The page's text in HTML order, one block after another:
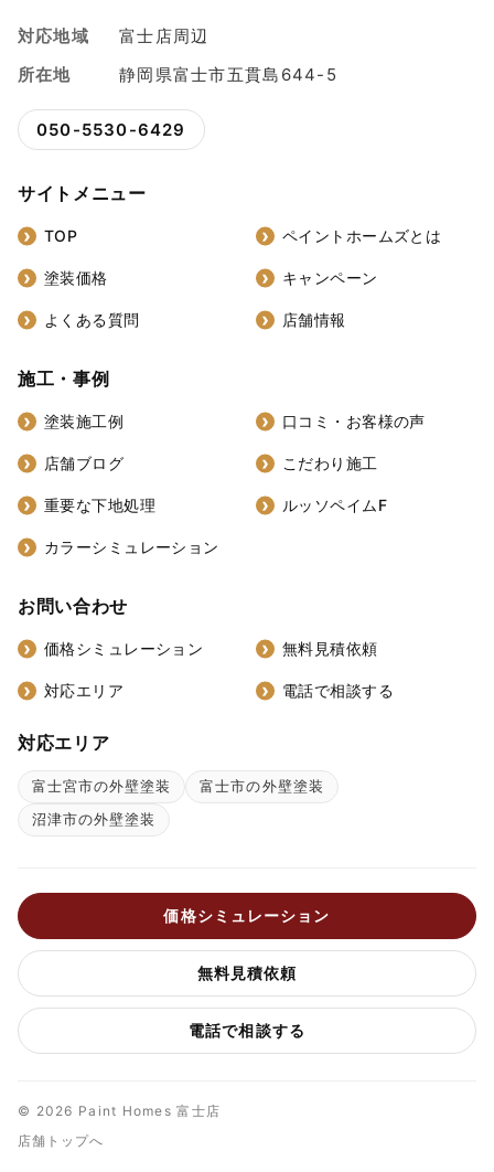
対応地域
富士店周辺
所在地
静岡県富士市五貫島644-5
050-5530-6429
サイトメニュー
TOP ペイントホームズとは
塗装価格 キャンペーン
よくある質問 店舗情報
施工・事例
塗装施工例 口コミ・お客様の声
店舗ブログ こだわり施工
重要な下地処理 ルッソペイムF
カラーシミュレーション
お問い合わせ
価格シミュレーション 無料見積依頼
対応エリア 電話で相談する
対応エリア
富士宮市の外壁塗装
富士市の外壁塗装
沼津市の外壁塗装
価格シミュレーション
無料見積依頼
電話で相談する
© 2026 Paint Homes 富士店
店舗トップへ